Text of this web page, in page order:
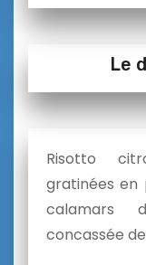
Le
Risotto
gratinées en
calamars
concassée